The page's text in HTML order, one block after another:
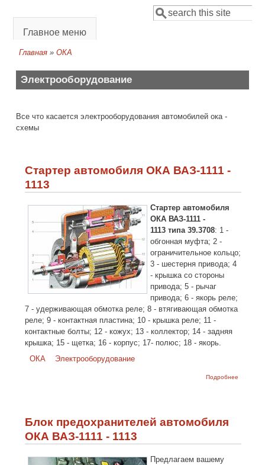
Форма поиска
Поиск
Главное меню
Главная » ОКА
Электрооборудование
Все что касается электрооборудования автомобилей ока -
схемы
Стартер автомобиля ОКА ВАЗ-1111 -
1113
Стартер автомобиля
ОКА ВАЗ-1111 -
1113 типа 39.3708: 1 -
обгонная муфта; 2 -
ограничительное кольцо;
3 - шестерня привода; 4
- крышка со стороны
привода; 5 - рычаг
привода; 6 - якорь реле;
7 - удерживающая обмотка реле; 8 - втягивающая обмотка
реле; 9 - контактная пластина; 10 - крышка реле; 11 -
контактные болты; 12 - кожух; 13 - коллектор; 14 - задняя
крышка; 15 - щетка; 16 - корпус; 17- полюс; 18 - якорь.
ОКА
Электрооборудование
Подробнее
Блок предохранителей автомобиля
ОКА ВАЗ-1111 - 1113
Предлагаем вашему